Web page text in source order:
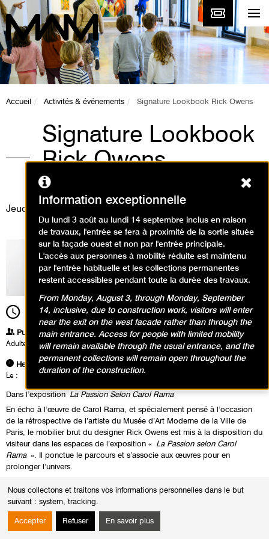
Nous collectons et traitons vos informations personnelles dans le but
suivant : system, tracking.
Accepter Refuser En savoir plus
Accueil Activités & événements Signature Lookbook Rick Owens
Signature Lookbook
Rick Owens
Événement
Jeudi 25 juin 2015
18h00 Durée2h00
Publics
Adultes
Heures
Le : Jeudi 25 juin 2015 de 18h00 à 20h00
Dans l’expositionLa Passion Selon Carol Rama
En écho à l’œuvre de Carol Rama, et spécialement pensé à l’occasion
de la rétrospective de l’artiste du Musée d’Art Moderne de la Ville de
Paris, le mobilier brut du designer Rick Owens est mis à la disposition du
visiteur dans les espaces de l’exposition « La Passion selon Carol
Rama». Il ponctue le parcours et s’associe aux œuvres pour en
prolonger l’univers.
accompagné de Michèle Lamy, le jeudi 25 juin à 18 heures dans
l’exposition «La Passion Selon Carol Rama
signature. Accès gratuit sur présentation d’un billet d’entrée dans
Information exceptionnelle
Du lundi 3 août au lundi 14 septembre inclus en raison
de travaux, l'entrée se fera à proximité de la sortie située
sur la façade ouest et non par l'entrée principale.
L'accès aux personnes à mobilité réduite est maintenu
par l'entrée habituelle et les collections permanentes
restent accessibles pendant toute la durée des travaux.
From Monday, August 3, through Monday, September
14, inclusive, due to construction work, visitors will enter
near the exit on the west facade rather than through the
main entrance. Access for people with limited mobility
will remain available through the usual entrance, and the
permanent collections will remain open throughout the
duration of the construction.